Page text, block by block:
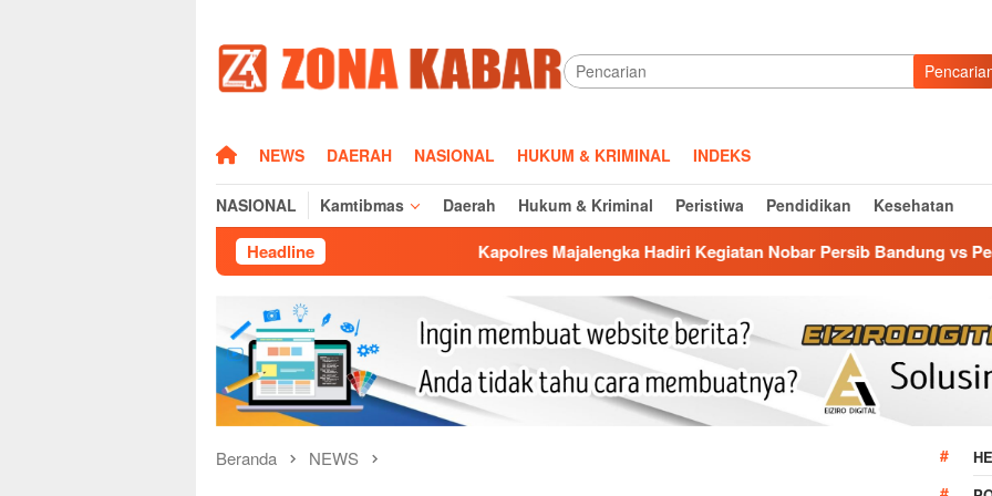
konten
HOMENEWS DAERAH NASIONAL HUKUM & KRIMINAL INDEKS
NASIONAL Kamtibmas Daerah Hukum & Kriminal Peristiwa Pendidikan Kesehatan
Headline Kapolres Majalengka Hadiri Kegiatan Nobar Persib Bandung vs Persebaya Bersama
Beranda NEWS